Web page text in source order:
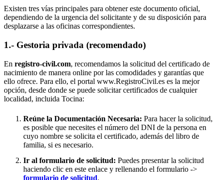
Existen tres vías principales para obtener este documento oficial,
dependiendo de la urgencia del solicitante y de su disposición para
desplazarse a las oficinas correspondientes.
1.- Gestoria privada (recomendado)
En registro-civil.com, recomendamos la solicitud del certificado de
nacimiento de manera online por las comodidades y garantías que
ello ofrece. Para ello, el portal www.RegistroCivil.es es la mejor
opción, desde donde se puede solicitar certificados de cualquier
localidad, incluida Tocina:
Reúne la Documentación Necesaria: Para hacer la solicitud,
es posible que necesites el número del DNI de la persona en
cuyo nombre se solicita el certificado, además del libro de
familia, si es necesario.
Ir al formulario de solicitud: Puedes presentar la solicitud
haciendo clic en este enlace y rellenando el formulario ->
formulario de solicitud.